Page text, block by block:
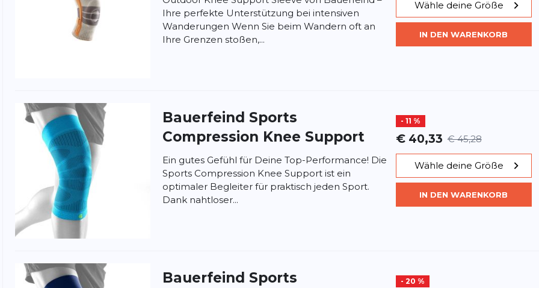
musste sie zurückschicken. Ein großes
Erstattung!
Ihre perfekte Unterstützung bei intensiven
Wanderungen Wenn Sie beim Wandern oft an
Ihre Grenzen stoßen,...
Wähle deine Größe
IN DEN WARENKORB
Bauerfeind Sports
Compression Knee Support
- 11 %
€ 40,33 € 45,28
Ein gutes Gefühl für Deine Top-Performance! Die
Sports Compression Knee Support ist ein
optimaler Begleiter für praktisch jeden Sport.
Dank nahtloser...
Wähle deine Größe
IN DEN WARENKORB
Bauerfeind Sports
- 20 %